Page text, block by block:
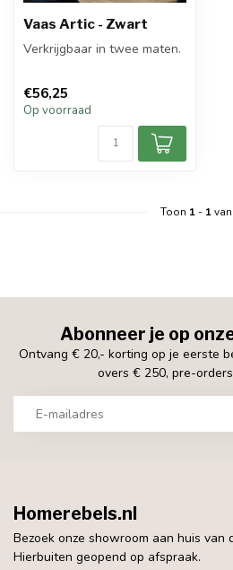
Vaas Artic - Zwart
Verkrijgbaar in twee maten.
€56,25
Op voorraad
Toon 1- 1
Abonneer je op
Ontvang € 20,- korting op je eerste
overs € 250, pre-
Homerebels.nl
Bezoek onze showroom aan huis van
Hierbuiten geopend op afspraak.